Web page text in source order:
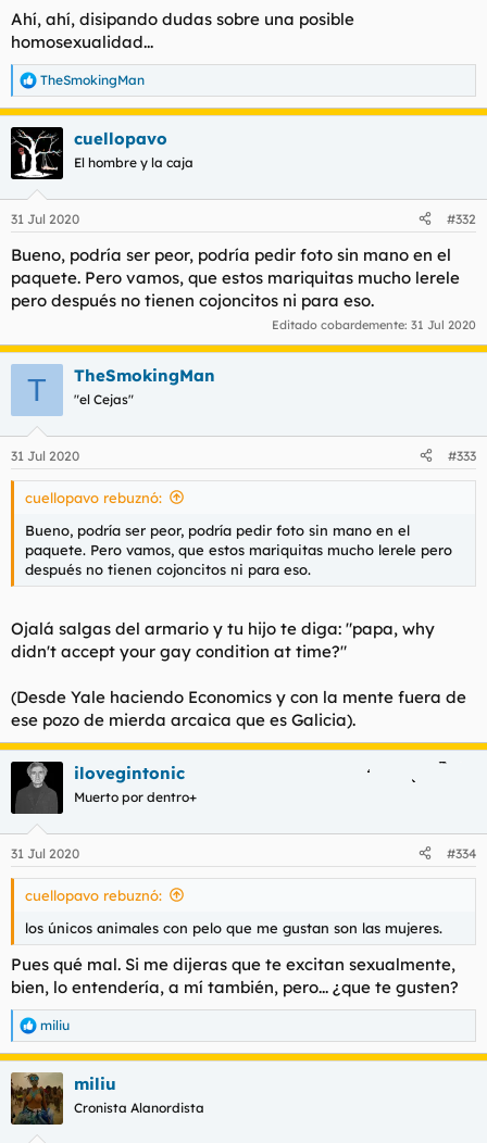
Ahí, ahí, disipando dudas sobre una posible
homosexualidad...
R
e
a
c
c
i
e
:
TheSmokingMan
cuellopavo
El hombre y la caja
31 Jul 2020 #332
Bueno, podría ser peor, podría pedir foto sin mano en el
paquete. Pero vamos, que estos mariquitas mucho lerele
pero después no tienen cojoncitos ni para eso.
Editado cobardemente: 31 Jul 2020
T TheSmokingMan
"el Cejas"
31 Jul 2020 #333
cuellopavo rebuznó:
Bueno, podría ser peor, podría pedir foto sin mano en el
paquete. Pero vamos, que estos mariquitas mucho lerele pero
después no tienen cojoncitos ni para eso.
Ojalá salgas del armario y tu hijo te diga: "papa, why
didn't accept your gay condition at time?"
(Desde Yale haciendo Economics y con la mente fuera de
ese pozo de mierda arcaica que es Galicia).
ilovegintonic
Muerto por dentro+
31 Jul 2020 #334
cuellopavo rebuznó:
los únicos animales con pelo que me gustan son las mujeres.
Pues qué mal. Si me dijeras que te excitan sexualmente,
bien, lo entendería, a mí también, pero... ¿que te gusten?
R
e
a
c
c
i
miliu
miliu
Cronista Alanordista